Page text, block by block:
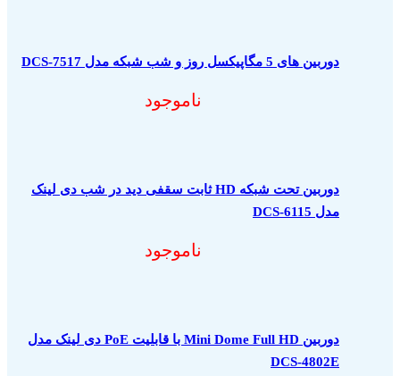
دوربین های 5 مگاپیکسل روز و شب شبکه مدل DCS-7517
ناموجود
دوربین تحت شبکه HD ثابت سقفی دید در شب دی لینک
مدل DCS-6115
ناموجود
دوربین Mini Dome Full HD با قابلیت PoE دی لینک مدل
DCS-4802E